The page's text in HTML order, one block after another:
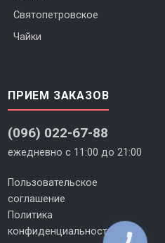
Святопетровское
Чайки
ПРИЕМ ЗАКАЗОВ
(096) 022-67-88
ежедневно с 11:00 до 21:00
Пользовательское
соглашение
Политика
конфиденциальности